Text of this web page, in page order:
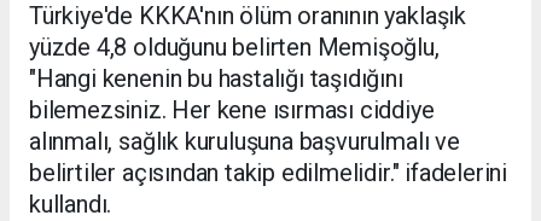
Türkiye'de KKKA'nın ölüm oranının yaklaşık
yüzde 4,8 olduğunu belirten Memişoğlu,
"Hangi kenenin bu hastalığı taşıdığını
bilemezsiniz. Her kene ısırması ciddiye
alınmalı, sağlık kuruluşuna başvurulmalı ve
belirtiler açısından takip edilmelidir." ifadelerini
kullandı.